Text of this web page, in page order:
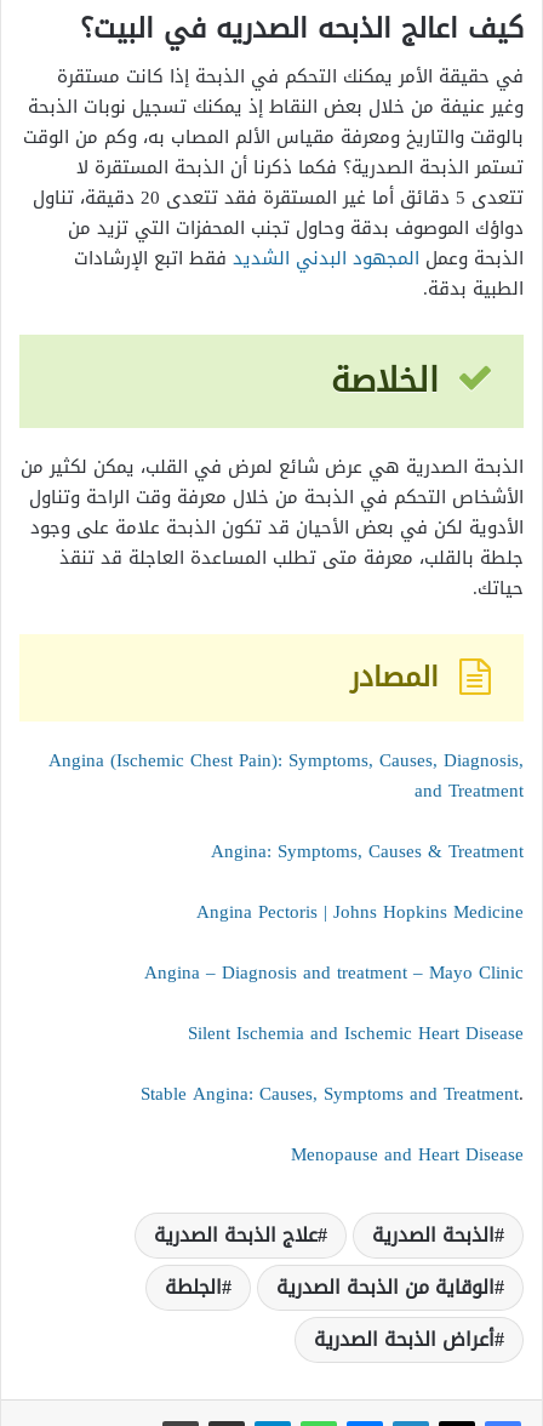
كيف اعالج الذبحه الصدريه في البيت؟
في حقيقة الأمر يمكنك التحكم في الذبحة إذا كانت مستقرة
وغير عنيفة من خلال بعض النقاط إذ يمكنك تسجيل نوبات الذبحة
بالوقت والتاريخ ومعرفة مقياس الألم المصاب به، وكم من الوقت
تستمر الذبحة الصدرية؟ فكما ذكرنا أن الذبحة المستقرة لا
تتعدى 5 دقائق أما غير المستقرة فقد تتعدى 20 دقيقة، تناول
دواؤك الموصوف بدقة وحاول تجنب المحفزات التي تزيد من
الذبحة وعمل المجهود البدني الشديد فقط اتبع الإرشادات
الطبية بدقة.
الخلاصة
الذبحة الصدرية هي عرض شائع لمرض في القلب، يمكن لكثير من
الأشخاص التحكم في الذبحة من خلال معرفة وقت الراحة وتناول
الأدوية لكن في بعض الأحيان قد تكون الذبحة علامة على وجود
جلطة بالقلب، معرفة متى تطلب المساعدة العاجلة قد تنقذ
حياتك.
المصادر
Angina (Ischemic Chest Pain): Symptoms, Causes, Diagnosis,
and Treatment
Angina: Symptoms, Causes & Treatment
Angina Pectoris | Johns Hopkins Medicine
Angina – Diagnosis and treatment – Mayo Clinic
Silent Ischemia and Ischemic Heart Disease
.
Stable Angina: Causes, Symptoms and Treatment
Menopause and Heart Disease
الذبحة الصدرية
علاج الذبحة الصدرية
الوقاية من الذبحة الصدرية
الجلطة
أعراض الذبحة الصدرية